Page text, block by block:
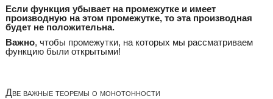
Если функция убывает на промежутке и имеет
производную на этом промежутке, то эта производная
будет не положительна.
Важно, чтобы промежутки, на которых мы рассматриваем
функцию были открытыми!
Две важные теоремы о монотонности